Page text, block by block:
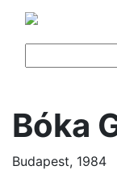
Bóka
Budapest, 1984